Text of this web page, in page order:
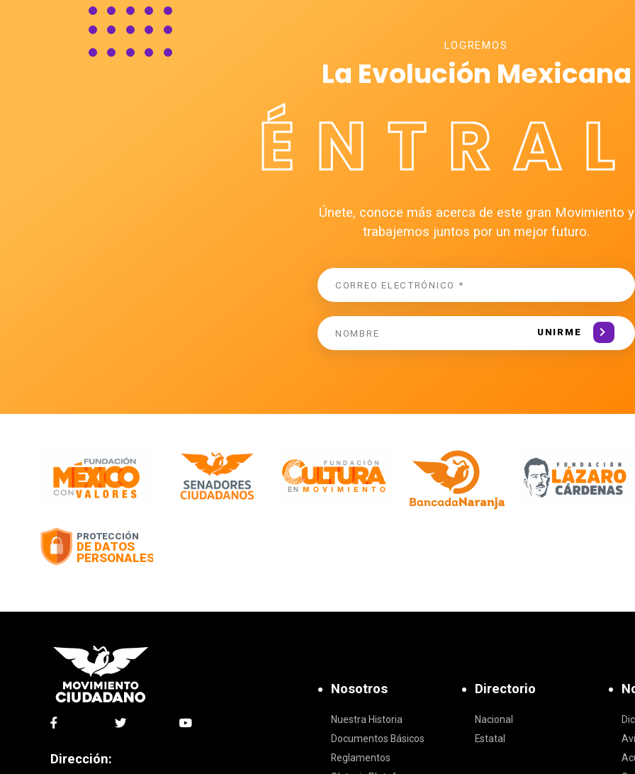
LOGREMOS
La Evolución Mexicana
Únete, conoce más acerca de este gran Movimiento y
trabajemos juntos por un mejor futuro.
UNIRME
Dirección:
Nosotros
Nuestra Historia
Documentos Básicos
Reglamentos
Directorio
Nacional
Estatal